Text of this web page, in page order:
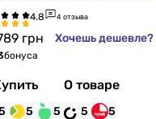
4 отзыва
грн Хочешь дешевле?
бонуса
О товаре
5 5 5 5